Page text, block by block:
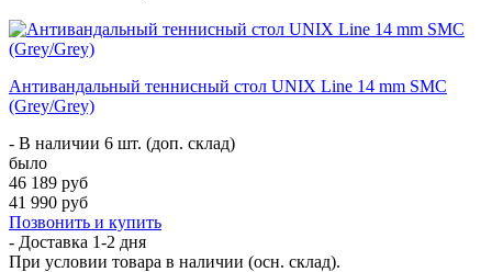
Антивандальный теннисный стол UNIX Line 14 mm SMC
(Grey/Grey)
- В наличии 6 шт. (доп. склад)
было
46 189 руб
41 990 руб
Позвонить и купить
- Доставка 1-2 дня
При условии товара в наличии (осн. склад).